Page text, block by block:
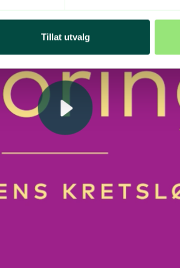
Tillat utvalg